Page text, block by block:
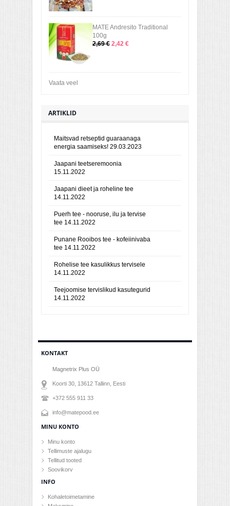
MATE Andresito Traditional
100g
2,69 € 2,42 €
Vaata veel
ARTIKLID
Maitsvad retseptid guaraanaga
energia saamiseks! 29.03.2023
Jaapani teetseremoonia
15.11.2022
Jaapani dieet ja roheline tee
14.11.2022
Puerh tee - nooruse, ilu ja tervise
tee 14.11.2022
Punane Rooibos tee - kofeiinivaba
tee 14.11.2022
Rohelise tee kasulikkus tervisele
14.11.2022
Teejoomise tervislikud kasutegurid
14.11.2022
KONTAKT
Magnetrix Plus OÜ
Koorti 30, 13612 Tallinn , Eesti
+372 555 911 33
info@matepood.ee
MINU KONTO
Minu konto
Tellimuste ajalugu
Tellitud tooted
Soovikorv
INFO
Kohaletoimetamine